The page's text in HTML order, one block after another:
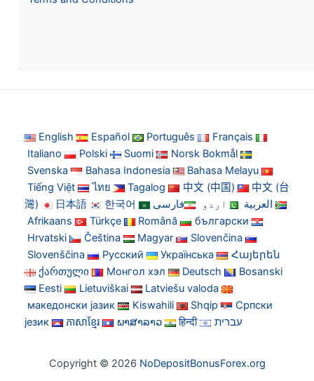
English Español Português
Français
Italiano
Polski Suomi
Norsk Bokmål
Svenska
Bahasa Indonesia
Bahasa Melayu
Tiếng Việt
ไทย Tagalog 中文 (中国)
中文 (台
灣)
日本語 한국어 العربية اردو
فارسی
Afrikaans
Türkçe Română
български
Hrvatski
Čeština Magyar
Slovenčina
Slovenščina
Русский Українська
Հայերեն
ქართული
Монгол хэл Deutsch
Bosanski
Eesti
Lietuviškai
Latviešu valoda
македонски јазик
Kiswahili Shqip
Српски
језик
ភាសាខ្មែរ ພາສາລາວ हिन्दी עברית
Copyright © 2026 NoDepositBonusForex.org